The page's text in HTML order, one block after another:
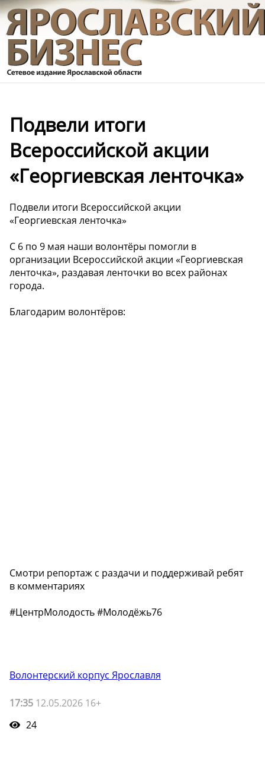
Подвели итоги
Всероссийской акции
«Георгиевская ленточка»
Подвели итоги Всероссийской акции
«Георгиевская ленточка»
С 6 по 9 мая наши волонтёры помогли в
организации Всероссийской акции «Георгиевская
ленточка», раздавая ленточки во всех районах
города.
Благодарим волонтёров:
Смотри репортаж с раздачи и поддерживай ребят
в комментариях
#ЦентрМолодость #Молодёжь76
Волонтерский корпус Ярославля
17:35 12.05.2026 16+
24